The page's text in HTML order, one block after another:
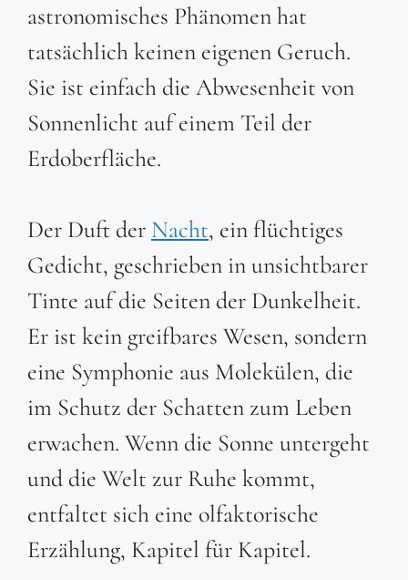
astronomisches Phänomen hat
tatsächlich keinen eigenen Geruch.
Sie ist einfach die Abwesenheit von
Sonnenlicht auf einem Teil der
Erdoberfläche.
Der Duft der Nacht, ein flüchtiges
Gedicht, geschrieben in unsichtbarer
Tinte auf die Seiten der Dunkelheit.
Er ist kein greifbares Wesen, sondern
eine Symphonie aus Molekülen, die
im Schutz der Schatten zum Leben
erwachen. Wenn die Sonne untergeht
und die Welt zur Ruhe kommt,
entfaltet sich eine olfaktorische
Erzählung, Kapitel für Kapitel.